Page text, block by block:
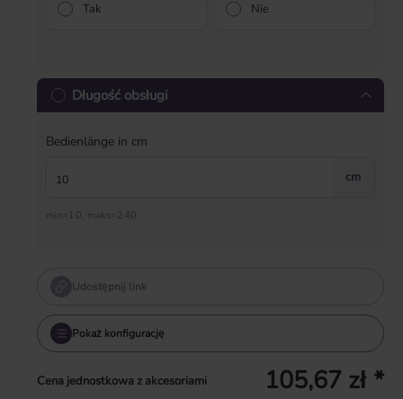
Tak Nie
Długość obsługi
Bedienlänge in cm
cm
min=10, maks=240
Udostępnij link
Pokaż konfigurację
Cena jednostkowa z akcesoriami 105,67 zł *